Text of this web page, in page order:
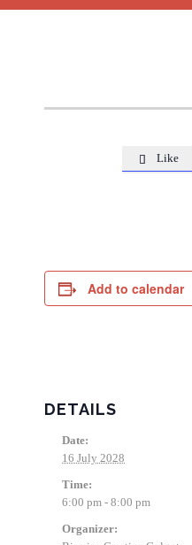
 Like
Add to calendar
DETAILS
Date:
16 July 2028
Time:
6:00 pm - 8:00 pm
Organizer: